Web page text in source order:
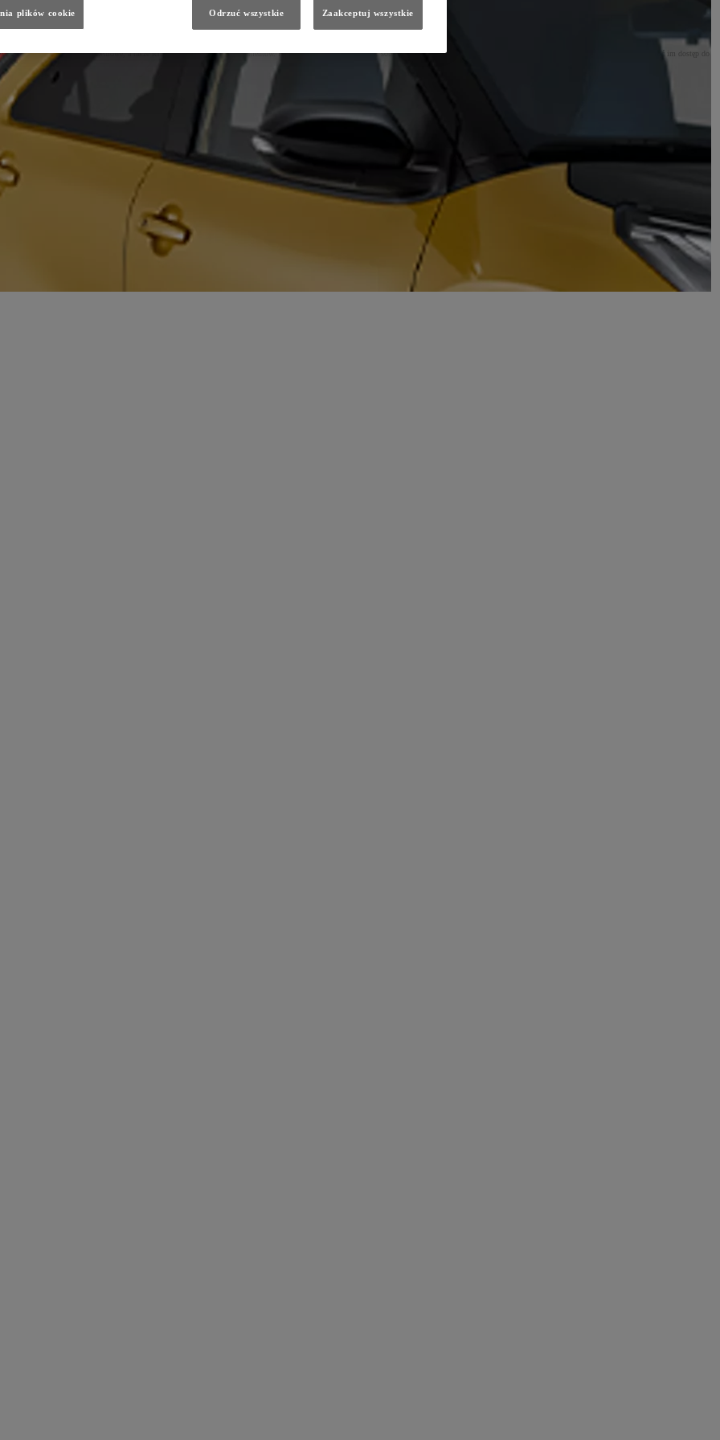
podejmij jedno z wyzwań i spróbuj coś zmienić:
https://www.anatomyofaction.org(Opens in new window).
w Chinach silne i ambitne globalne porozumienie w sprawie ochrony oraz rewitalizacji natury.
i usługi ekosystemowe, a także ich zależności od obu tych elementów. Przedsiębiorcy powinni zdawać sobie sprawę, jak takie działania mogą pomóc im w ocenie ryzyka finansowego oraz dać im dostęp do
już na poziomie portfolio.
różnorodności biologicznej. Działalność z poszanowaniem bioróżnorodności będzie podobać się klientom i przynosić nowe możliwości biznesowe.
biodiversity/business/index_en.htm
torby zakupówki (jako użytkowy symbol ograniczenia konsumpcji wpływającej negatywnie na środowisko) i maseczki ochronne (jako element wspomagający ochronę naszego zdrowia podczas zakupów).
wodnego. Wydobywanie i przetwarzanie surowców oraz produkcja paliw i żywności odpowiada za 90% strat w bioróżnorodności, a także połowę całkowitej emisji gazów cieplarnianych. Obecnie potrzebowalibyśmy
siedlisk i zapewnianej przez nie ochrony.
Odrzuć wszystkie Zaakceptuj wszystkie
plików cookie